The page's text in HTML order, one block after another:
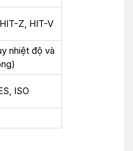
Z, HIT-V
nhiệt độ và
ISO